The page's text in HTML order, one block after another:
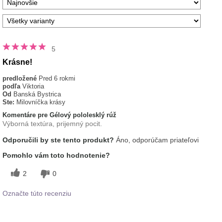
5
Krásne!
predložené Pred 6 rokmi
podľa Viktoria
Od Banská Bystrica
Ste: Milovníčka krásy
Komentáre pre Gélový pololesklý rúž
Výborná textúra, prijemný pocit.
Odporučili by ste tento produkt? Áno, odporúčam priateľovi
Pomohlo vám toto hodnotenie?
2 0
Označte túto recenziu